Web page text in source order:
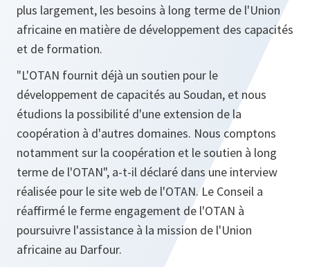
plus largement, les besoins à long terme de l'Union
africaine en matière de développement des capacités
et de formation.
"L'OTAN fournit déjà un soutien pour le
développement de capacités au Soudan, et nous
étudions la possibilité d'une extension de la
coopération à d'autres domaines. Nous comptons
notamment sur la coopération et le soutien à long
terme de l'OTAN", a-t-il déclaré dans une interview
réalisée pour le site web de l'OTAN. Le Conseil a
réaffirmé le ferme engagement de l'OTAN à
poursuivre l'assistance à la mission de l'Union
africaine au Darfour.